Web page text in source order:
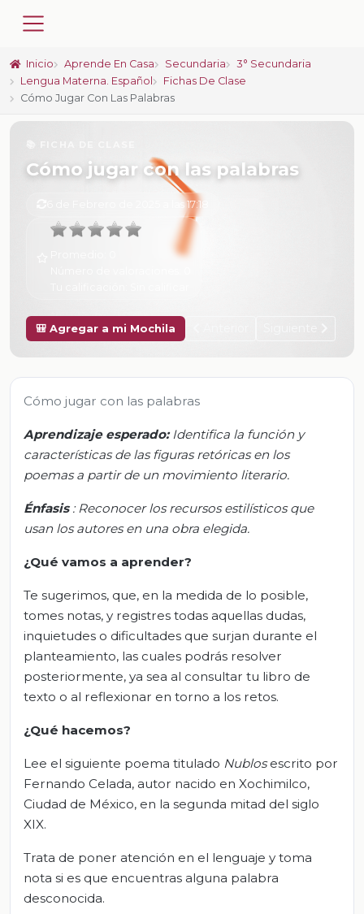
Inicio Aprende En Casa Secundaria
3° Secundaria
Lengua Materna. Español
Fichas De Clase
Cómo Jugar Con Las Palabras
Cómo jugar con las palabras
6 de Febrero de 2025 a las 17:18
🎒 Agregar a mi Mochila
Cómo jugar con las palabras
Aprendizaje esperado:Identifica la función y
características de las figuras retóricas en los
poemas a partir de un movimiento literario.
Énfasis : Reconocer los recursos estilísticos que
usan los autores en una obra elegida.
¿Qué vamos a aprender?
Te sugerimos, que, en la medida de lo posible,
tomes notas, y registres todas aquellas dudas,
inquietudes o dificultades que surjan durante el
planteamiento, las cuales podrás resolver
posteriormente, ya sea al consultar tu libro de
texto o al reflexionar en torno a los retos.
¿Qué hacemos?
Lee el siguiente poema titulado Nublosescrito por
Fernando Celada, autor nacido en Xochimilco,
Ciudad de México, en la segunda mitad del siglo
XIX.
Trata de poner atención en el lenguaje y toma
nota si es que encuentras alguna palabra
desconocida.